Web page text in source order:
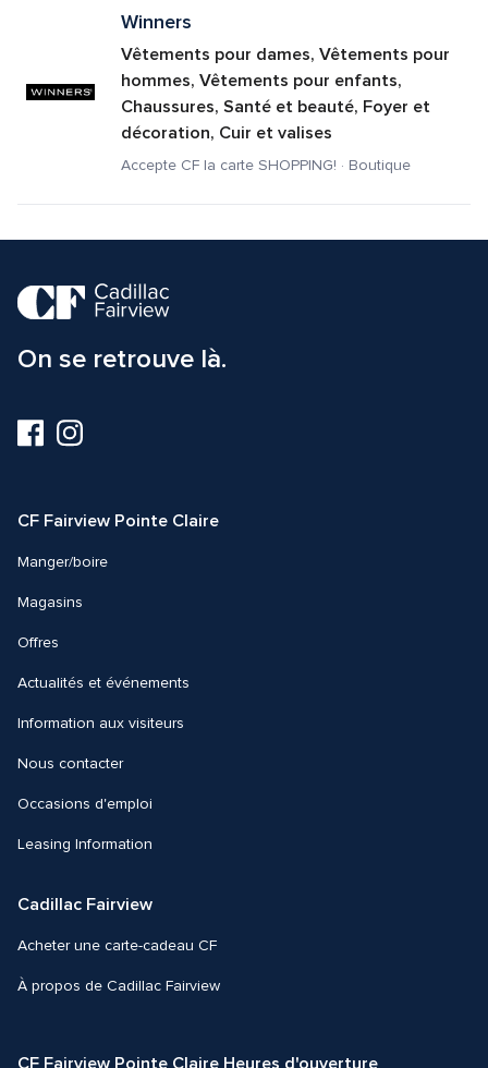
Winners
Vêtements pour dames, Vêtements pour
hommes, Vêtements pour enfants,
Chaussures, Santé et beauté, Foyer et
décoration, Cuir et valises
Accepte CF la carte SHOPPING! · Boutique
On se retrouve là.
Visitez-
nous
Visitez-
nous
CF Fairview Pointe Claire
Manger/boire
Magasins
Offres
Actualités et événements
Information aux visiteurs
Nous contacter
Occasions d'emploi
Leasing Information
Cadillac Fairview
Acheter une carte-cadeau CF
À propos de Cadillac Fairview
CF Fairview Pointe Claire Heures d'ouverture